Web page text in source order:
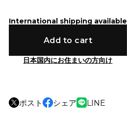
International shipping available
Add to cart
日本国内にお住まいの方向け
ポスト シェア LINE